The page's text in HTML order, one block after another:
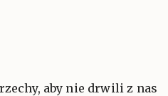
aby nie drwili z nas